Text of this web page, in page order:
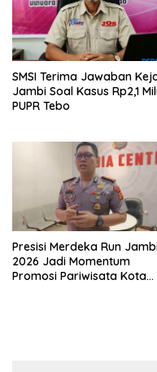
SMSI Terima Jawaban
Jambi Soal Kasus Rp2,1
PUPR Tebo
Presisi Merdeka Run
2026 Jadi Momentum
Promosi Pariwisata Kota